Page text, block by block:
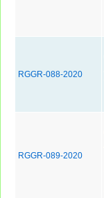
RGGR-088-2020
RGGR-089-2020